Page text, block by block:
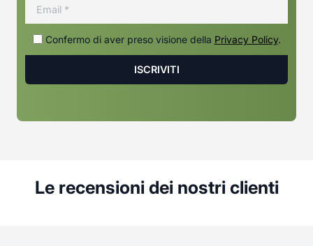
Confermo di aver preso visione della Privacy Policy.
Le recensioni dei nostri clienti